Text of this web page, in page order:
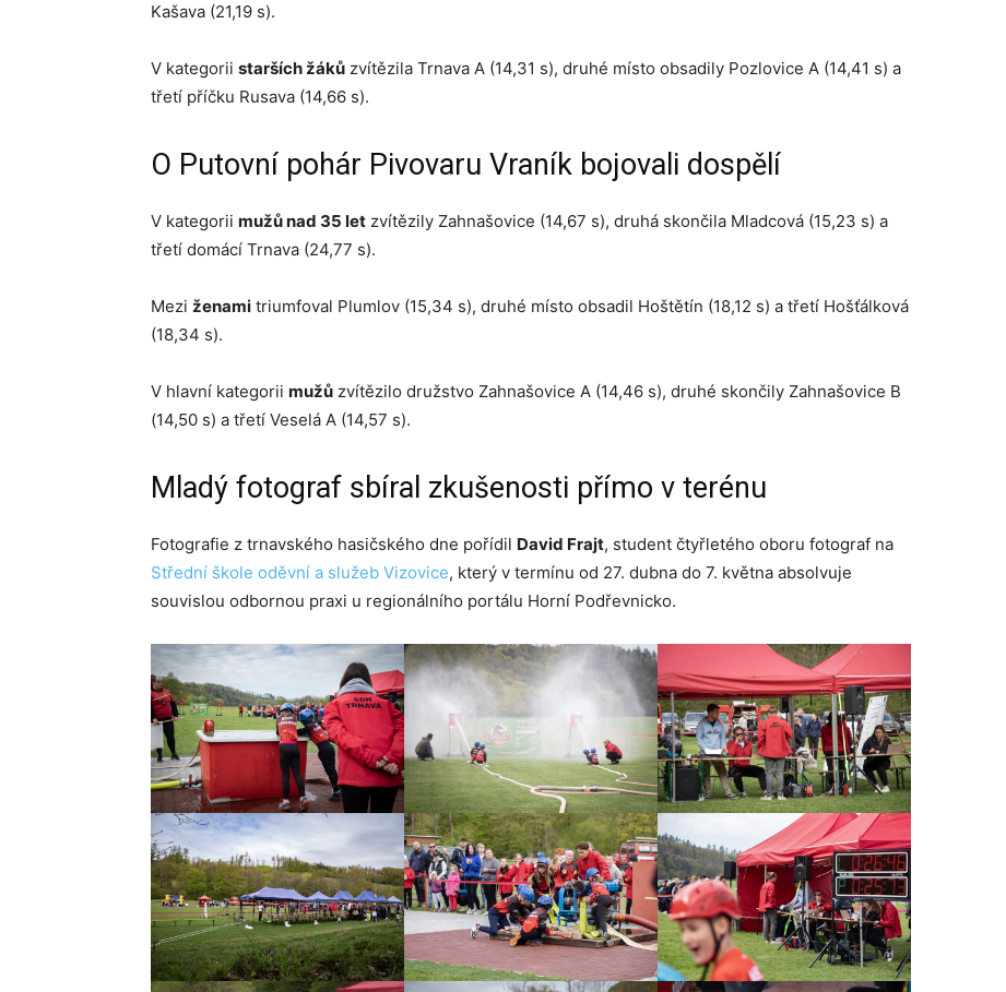
Kašava (21,19 s).
V kategorii starších žáků zvítězila Trnava A (14,31 s), druhé místo obsadily Pozlovice A (14,41 s) a
třetí příčku Rusava (14,66 s).
O Putovní pohár Pivovaru Vraník bojovali dospělí
V kategorii mužů nad 35 let zvítězily Zahnašovice (14,67 s), druhá skončila Mladcová (15,23 s) a
třetí domácí Trnava (24,77 s).
Mezi ženami triumfoval Plumlov (15,34 s), druhé místo obsadil Hoštětín (18,12 s) a třetí Hošťálková
(18,34 s).
V hlavní kategorii mužů zvítězilo družstvo Zahnašovice A (14,46 s), druhé skončily Zahnašovice B
(14,50 s) a třetí Veselá A (14,57 s).
Mladý fotograf sbíral zkušenosti přímo v terénu
Fotografie z trnavského hasičského dne pořídil David Frajt, student čtyřletého oboru fotograf na
Střední škole oděvní a služeb Vizovice, který v termínu od 27. dubna do 7. května absolvuje
souvislou odbornou praxi u regionálního portálu Horní Podřevnicko.